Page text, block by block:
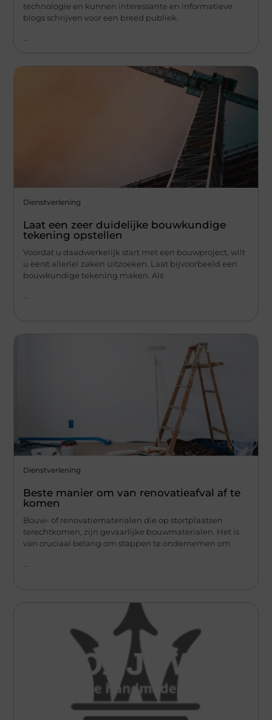
technologie en kunnen interessante en informatieve
blogs schrijven voor een breed publiek.
Dienstverlening
Laat een zeer duidelijke bouwkundige
tekening opstellen
Voordat u daadwerkelijk start met een bouwproject, wilt
u eerst allerlei zaken uitzoeken. Laat bijvoorbeeld een
bouwkundige tekening maken. Als
...
Dienstverlening
Beste manier om van renovatieafval af te
komen
Bouw- of renovatiematerialen die op stortplaatsen
terechtkomen, zijn gevaarlijke bouwmaterialen. Het is
van cruciaal belang om stappen te ondernemen om